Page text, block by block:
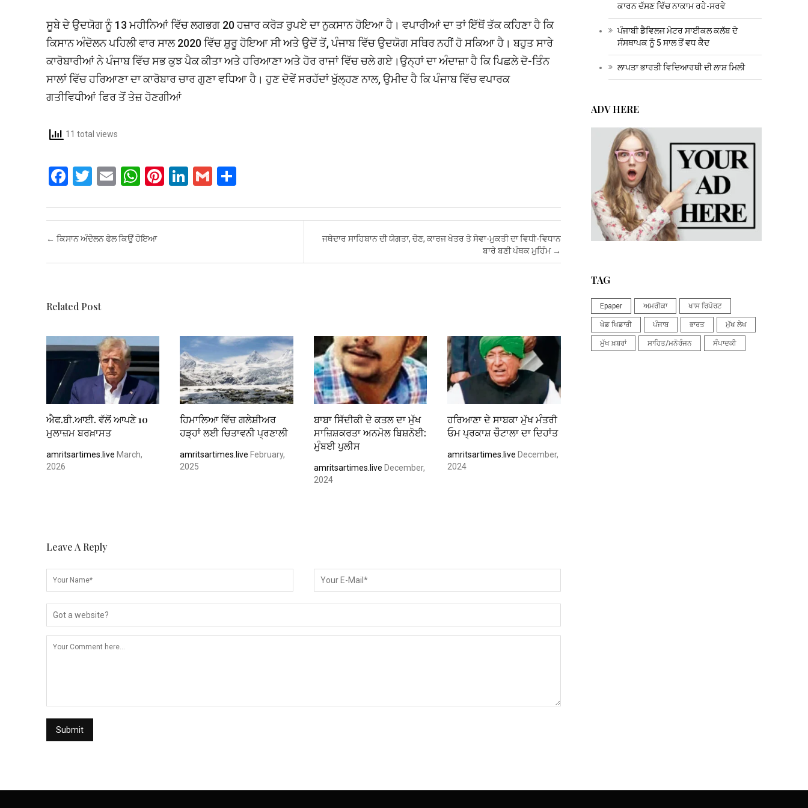
ਸੂਬੇ ਦੇ ਉਦਯੋਗ ਨੂੰ 13 ਮਹੀਨਿਆਂ ਵਿੱਚ ਲਗਭਗ 20 ਹਜ਼ਾਰ ਕਰੋੜ ਰੁਪਏ ਦਾ ਨੁਕਸਾਨ ਹੋਇਆ ਹੈ। ਵਪਾਰੀਆਂ ਦਾ ਤਾਂ ਇੱਥੋਂ ਤੱਕ ਕਹਿਣਾ ਹੈ ਕਿ
ਕਿਸਾਨ ਅੰਦੋਲਨ ਪਹਿਲੀ ਵਾਰ ਸਾਲ 2020 ਵਿੱਚ ਸ਼ੁਰੂ ਹੋਇਆ ਸੀ ਅਤੇ ਉਦੋਂ ਤੋਂ, ਪੰਜਾਬ ਵਿੱਚ ਉਦਯੋਗ ਸਥਿਰ ਨਹੀਂ ਹੋ ਸਕਿਆ ਹੈ। ਬਹੁਤ ਸਾਰੇ
ਕਾਰੋਬਾਰੀਆਂ ਨੇ ਪੰਜਾਬ ਵਿੱਚ ਸਭ ਕੁਝ ਪੈਕ ਕੀਤਾ ਅਤੇ ਹਰਿਆਣਾ ਅਤੇ ਹੋਰ ਰਾਜਾਂ ਵਿੱਚ ਚਲੇ ਗਏ।ਉਨ੍ਹਾਂ ਦਾ ਅੰਦਾਜ਼ਾ ਹੈ ਕਿ ਪਿਛਲੇ ਦੋ-ਤਿੰਨ
ਸਾਲਾਂ ਵਿੱਚ ਹਰਿਆਣਾ ਦਾ ਕਾਰੋਬਾਰ ਚਾਰ ਗੁਣਾ ਵਧਿਆ ਹੈ। ਹੁਣ ਦੋਵੇਂ ਸਰਹੱਦਾਂ ਖੁੱਲ੍ਹਣ ਨਾਲ, ਉਮੀਦ ਹੈ ਕਿ ਪੰਜਾਬ ਵਿੱਚ ਵਪਾਰਕ
ਗਤੀਵਿਧੀਆਂ ਫਿਰ ਤੋਂ ਤੇਜ਼ ਹੋਣਗੀਆਂ
11 total views
F
ce
b
T
tt
er
E
ail
W
at
s
Pi
er
Li
ke
G
ail ar
Post navigation
← ਕਿਸਾਨ ਅੰਦੋਲਨ ਫੇਲ ਕਿਉਂ ਹੋਇਆ
ਜਥੇਦਾਰ ਸਾਹਿਬਾਨ ਦੀ ਯੋਗਤਾ, ਚੋਣ, ਕਾਰਜ ਖੇਤਰ ਤੇ ਸੇਵਾ-ਮੁਕਤੀ ਦਾ ਵਿਧੀ-ਵਿਧਾਨ
ਬਾਰੇ ਬਣੀ ਪੰਥਕ ਮੁਹਿੰਮ →
Related Post
ਐਫ.ਬੀ.ਆਈ. ਵੱਲੋਂ ਆਪਣੇ 10
ਮੁਲਾਜ਼ਮ ਬਰਖ਼ਾਸਤ
amritsartimes.live March,
2026
ਹਿਮਾਲਿਆ ਵਿੱਚ ਗਲੇਸ਼ੀਅਰ
ਹੜ੍ਹਾਂ ਲਈ ਚਿਤਾਵਨੀ ਪ੍ਰਣਾਲੀ
amritsartimes.live February,
2025
ਬਾਬਾ ਸਿੱਦੀਕੀ ਦੇ ਕਤਲ ਦਾ ਮੁੱਖ
ਸਾਜ਼ਿਸ਼ਕਰਤਾ ਅਨਮੋਲ ਬਿਸ਼ਨੋਈ:
ਮੁੰਬਈ ਪੁਲੀਸ
amritsartimes.live December,
2024
ਹਰਿਆਣਾ ਦੇ ਸਾਬਕਾ ਮੁੱਖ ਮੰਤਰੀ
ਓਮ ਪ੍ਰਕਾਸ਼ ਚੌਟਾਲਾ ਦਾ ਦਿਹਾਂਤ
amritsartimes.live December,
2024
Leave A Reply
ਕਾਰਨ ਦੱਸਣ ਵਿੱਚ ਨਾਕਾਮ ਰਹੇ-ਸਰਵੇ
ਪੰਜਾਬੀ ਡੈਵਿਲਜ ਮੋਟਰ ਸਾਈਕਲ ਕਲੱਬ ਦੇ
ਸੰਸਥਾਪਕ ਨੂੰ 5 ਸਾਲ ਤੋਂ ਵਧ ਕੈਦ
ਲਾਪਤਾ ਭਾਰਤੀ ਵਿਦਿਆਰਥੀ ਦੀ ਲਾਸ਼ ਮਿਲੀ
ADV HERE
TAG
Epaper ਅਮਰੀਕਾ ਖਾਸ ਰਿਪੋਰਟ
ਖੇਡ ਖਿਡਾਰੀ ਪੰਜਾਬ ਭਾਰਤ ਮੁੱਖ ਲੇਖ
ਮੁੱਖ ਖ਼ਬਰਾਂ ਸਾਹਿਤ/ਮਨੋਰੰਜਨ ਸੰਪਾਦਕੀ